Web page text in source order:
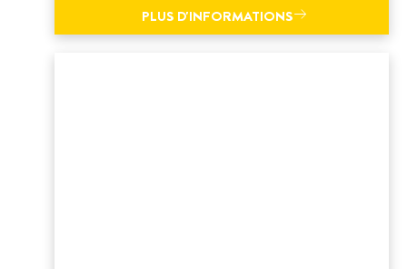
PLUS D'INFORMATIONS